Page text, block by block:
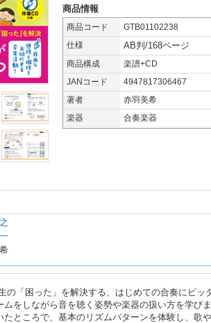
商品情報
商品コード GTB01102238
仕様
AB判/168ページ
商品構成
楽譜+CD
JANコード
4947817306467
著者
赤羽美希
楽器
合奏楽器
の「困った」を解決する、はじめての合奏にピ
ムをしながら音を聴く姿勢や楽器の扱い方を学び
たところで、基本のリズムパターンを体験し、歌